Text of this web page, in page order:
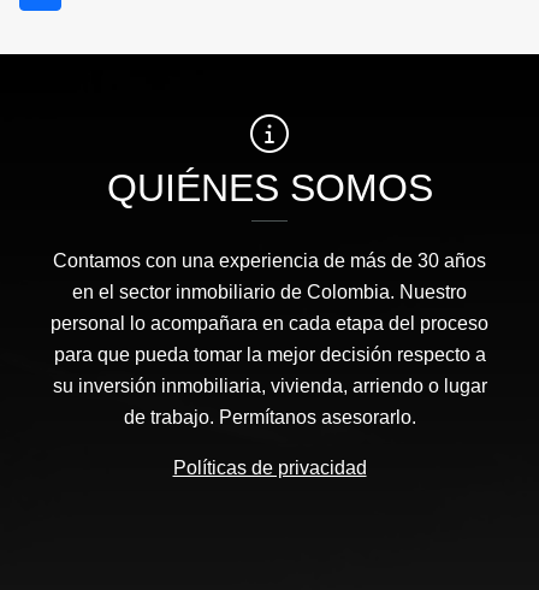
QUIÉNES SOMOS
Contamos con una experiencia de más de 30 años
en el sector inmobiliario de Colombia. Nuestro
personal lo acompañara en cada etapa del proceso
para que pueda tomar la mejor decisión respecto a
su inversión inmobiliaria, vivienda, arriendo o lugar
de trabajo. Permítanos asesorarlo.
Políticas de privacidad